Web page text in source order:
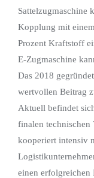
Sattelzugmaschine
Kopplung mit
Prozent Kraftstoff
E-Zugmaschine
Das 2018
wertvollen Beitrag
Aktuell befindet
finalen technischen
kooperiert intensiv
einen erfolgreichen